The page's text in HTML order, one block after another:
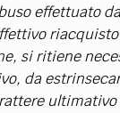
effettuato
si ritiene
da